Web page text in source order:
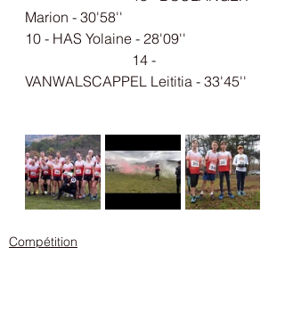
Marion - 30'58''
10 - HAS Yolaine - 28'09''
			14 -
VANWALSCAPPEL Leititia - 33'45''
Compétition